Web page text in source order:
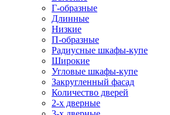
Г-образные
Длинные
Низкие
П-образные
Радиусные шкафы-купе
Широкие
Угловые шкафы-купе
Закругленный фасад
Количество дверей
2-х дверные